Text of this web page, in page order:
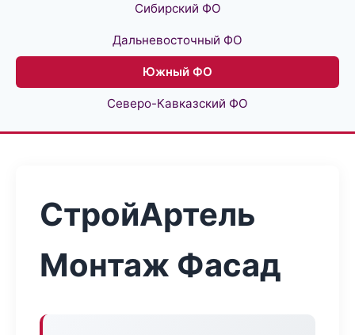
Сибирский ФО
Дальневосточный ФО
Южный ФО
Северо-Кавказский ФО
СтройАртель
Монтаж Фасад